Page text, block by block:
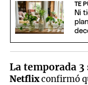
TE
Ni
La temporada
Netflixconfirmó